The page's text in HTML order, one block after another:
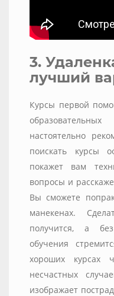
3.
лучший
Курсы первой
настоятельно
поискать курсы
покажет вам
вопросы и
Вы сможете
манекенах.
получится, а
обучения
хороших курсах
несчастных
изображает